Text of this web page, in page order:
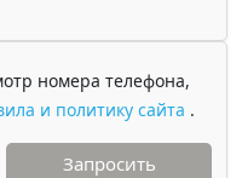
номера телефона,
и политику сайта .
Запросить